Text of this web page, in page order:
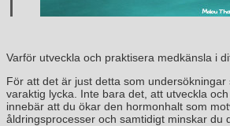
Varför utveckla och praktisera medkänsla i
För att det är just detta som
varaktig lycka. Inte bara det, att utveckla
innebär att du ökar den hormonhalt som
åldringsprocesser och samtidigt minskar du